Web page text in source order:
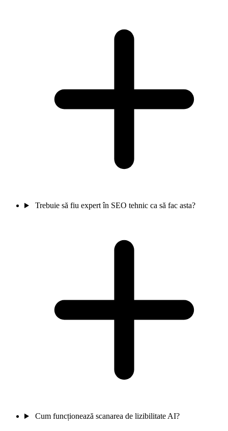
Trebuie să fiu expert în SEO tehnic ca să fac asta?
Cum funcționează scanarea de lizibilitate AI?